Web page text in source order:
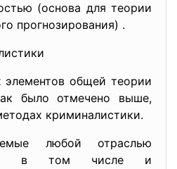
(основа для теории
прогнозирования) .
общей теории
было отмечено выше,
криминалистики.
любой отраслью
в том числе и